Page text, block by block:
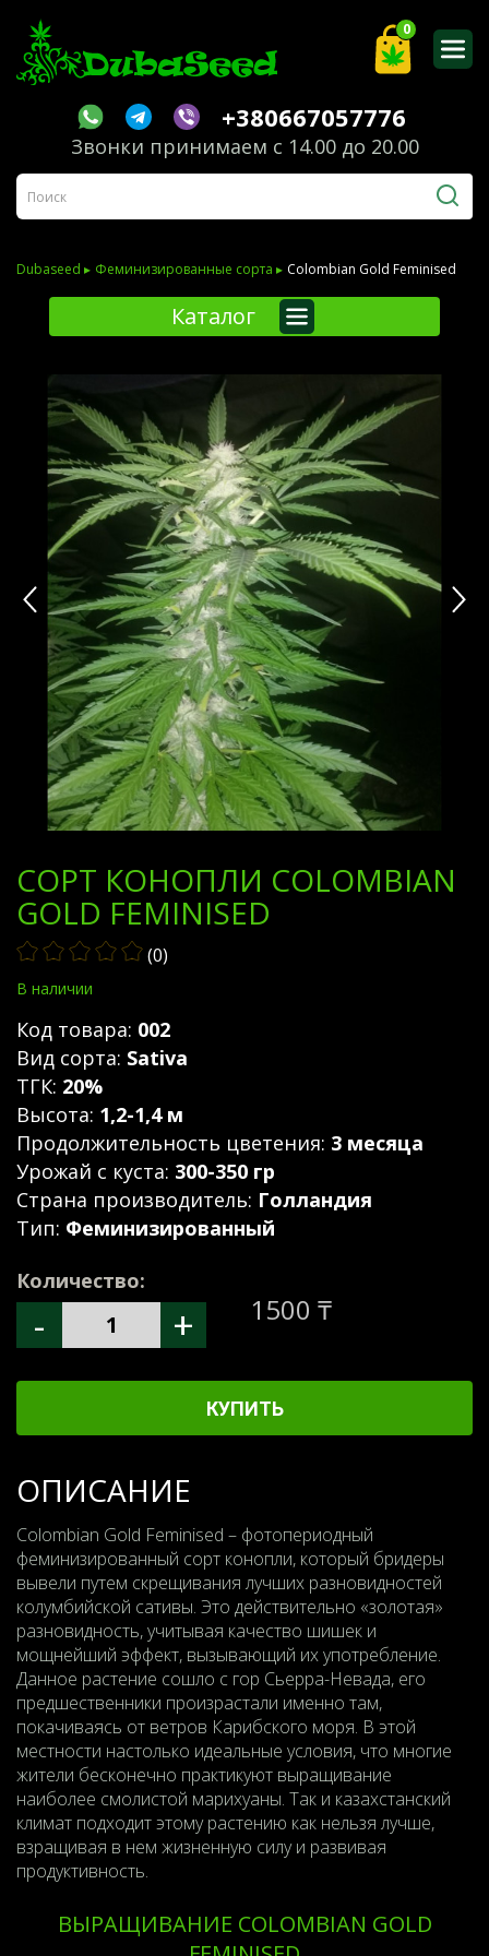
+380667057776
Звонки принимаем с 14.00 до 20.00
0
Dubaseed ▸ Феминизированные сорта ▸ Colombian Gold Feminised
Каталог
СОРТ КОНОПЛИ COLOMBIAN
GOLD FEMINISED
(0)
В наличии
Код товара: 002
Вид сорта: Sativa
ТГК: 20%
Высота: 1,2-1,4 м
Продолжительность цветения: 3 месяца
Урожай с куста: 300-350 гр
Страна производитель: Голландия
Тип: Феминизированный
Количество:
- + 1500 ₸
КУПИТЬ
ОПИСАНИЕ
Colombian Gold Feminised – фотопериодный
феминизированный сорт конопли, который бридеры
вывели путем скрещивания лучших разновидностей
колумбийской сативы. Это действительно «золотая»
разновидность, учитывая качество шишек и
мощнейший эффект, вызывающий их употребление.
Данное растение сошло с гор Сьерра-Невада, его
предшественники произрастали именно там,
покачиваясь от ветров Карибского моря. В этой
местности настолько идеальные условия, что многие
жители бесконечно практикуют выращивание
наиболее смолистой марихуаны. Так и казахстанский
климат подходит этому растению как нельзя лучше,
взращивая в нем жизненную силу и развивая
продуктивность.
ВЫРАЩИВАНИЕ COLOMBIAN GOLD